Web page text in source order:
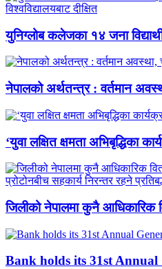
युनिग्लोब कलेजका १४ जना
नेपालको अर्थतन्त्र : वर्तमान
‘युवा लक्षित क्षमता अभिबृद्धिका
जिलीको नेपालमा कुनै आधिकारिक
Bank holds its 31st